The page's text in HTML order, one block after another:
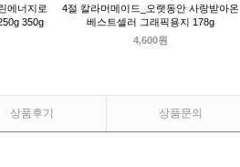
에너지로
350g
4절 칼라머메이드_오랫동안 사랑받아온
베스트셀러 그래픽용지 178g
4,600원
상품후기 상품문의